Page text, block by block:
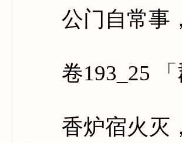
公门自常事
卷193_25 「
香炉宿火灭，